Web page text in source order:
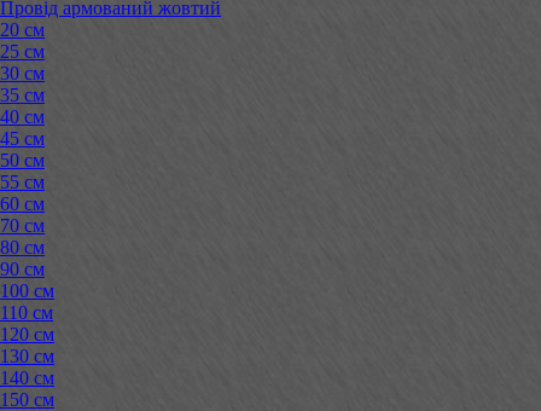
Провід армований жовтий
20 см
25 см
30 см
35 см
40 см
45 см
50 см
55 см
60 см
70 см
80 см
90 см
100 см
110 см
120 см
130 см
140 см
150 см